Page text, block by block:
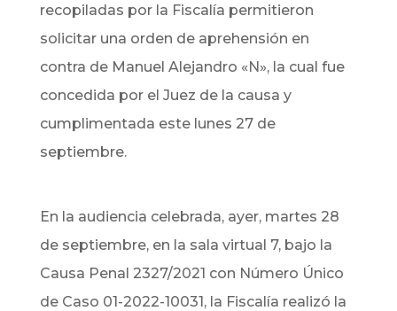
recopiladas por la Fiscalía permitieron
solicitar una orden de aprehensión en
contra de Manuel Alejandro «N», la cual fue
concedida por el Juez de la causa y
cumplimentada este lunes 27 de
septiembre.
En la audiencia celebrada, ayer, martes 28
de septiembre, en la sala virtual 7, bajo la
Causa Penal 2327/2021 con Número Único
de Caso 01-2022-10031, la Fiscalía realizó la